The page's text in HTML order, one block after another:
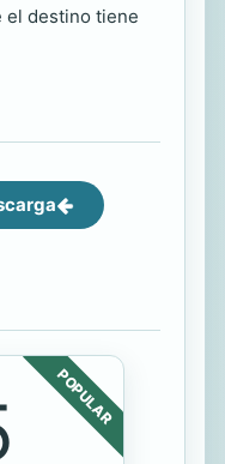
el destino tiene
POPULAR